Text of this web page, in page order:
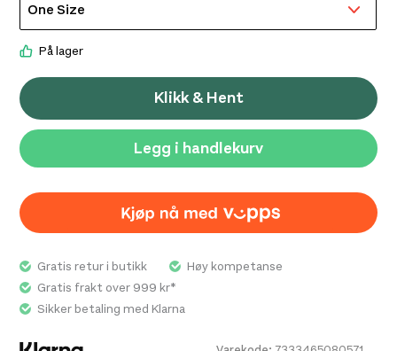
På lager
Klikk & Hent
Legg i handlekurv
Gratis retur i butikk
Høy kompetanse
Gratis frakt over 999 kr*
Sikker betaling med Klarna